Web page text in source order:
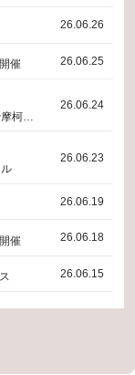
26.06.26
催 26.06.25
26.06.24
26.06.23
26.06.19
催 26.06.18
26.06.15